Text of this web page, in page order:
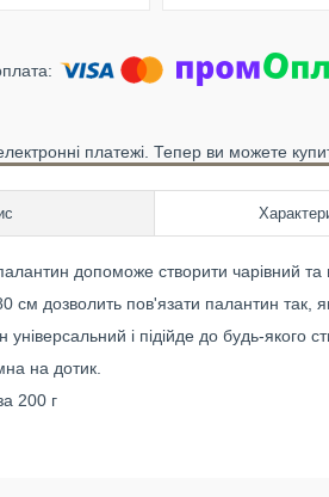
платежі. Тепер ви можете
допоможе створити чарівний та
см дозволить пов'язати палантин так,
і підійде до будь-якого
на дотик.
200 г